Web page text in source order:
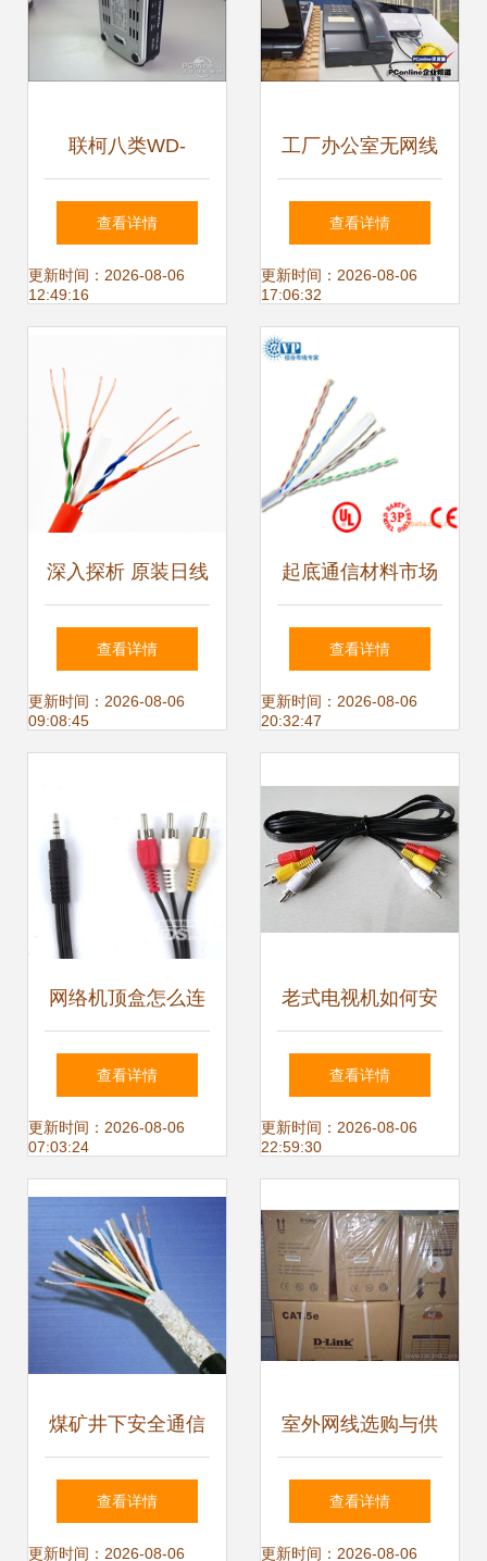
联柯八类WD-
E85M 工厂与办公
室无线网线一卖
它！
查看详情
更新时间：2026-08-06
12:49:16
工厂办公室无网线
改造的福音 WD
E85M网桥，两公
里网络传输的完美
解决方案
查看详情
更新时间：2026-08-06
17:06:32
深入探析 原装日线
千兆网线 NIPPON
SEISEN CAT6 的
查看详情
更新时间：2026-08-06
09:08:45
起底通信材料市场
的“优质基准” 超五
类室外阻水网络线
价值
查看详情
更新时间：2026-08-06
20:32:47
网络机顶盒怎么连
接电视?傻瓜式教
学
查看详情
更新时间：2026-08-06
07:03:24
老式电视机如何安
装英克菲网络电视
盒及网络线连接指
查看详情
更新时间：2026-08-06
22:59:30
煤矿井下安全通信
的基石 MHYV防爆
网线详解
查看详情
更新时间：2026-08-06
室外网线选购与供
应指南 批发价格、
产品选择与采购平
查看详情
更新时间：2026-08-06